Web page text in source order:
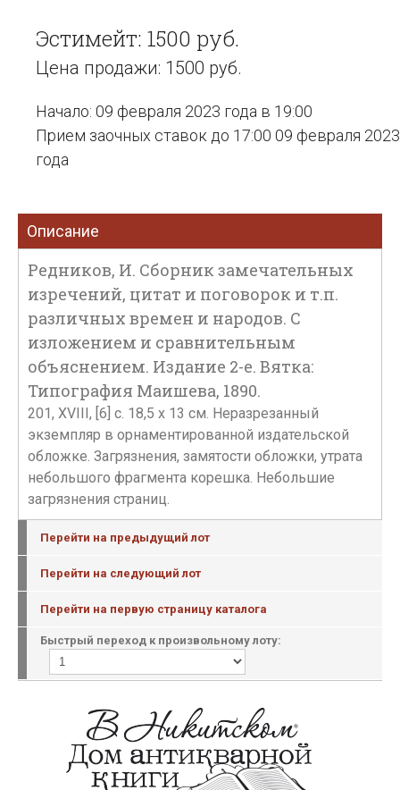
Эстимейт: 1500 руб.
Цена продажи: 1500 руб.
Начало: 09 февраля 2023 года в 19:00
Прием заочных ставок до 17:00 09 февраля 2023
года
Описание
Редников, И. Сборник замечательных
изречений, цитат и поговорок и т.п.
различных времен и народов. С
изложением и сравнительным
объяснением. Издание 2-е. Вятка:
Типография Маишева, 1890.
201, XVIII, [6] с. 18,5 х 13 см. Неразрезанный
экземпляр в орнаментированной издательской
обложке. Загрязнения, замятости обложки, утрата
небольшого фрагмента корешка. Небольшие
загрязнения страниц.
Перейти на предыдущий лот
Перейти на следующий лот
Перейти на первую страницу каталога
Быстрый переход к произвольному лоту: